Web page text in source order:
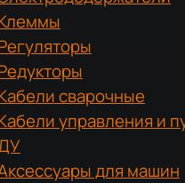
сварочные
управления и
для машин